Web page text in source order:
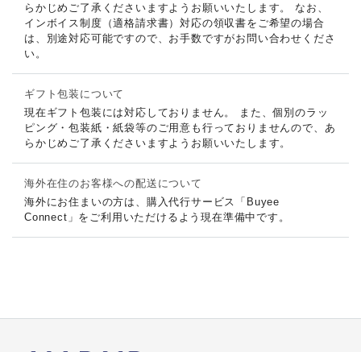
らかじめご了承くださいますようお願いいたします。 なお、
インボイス制度（適格請求書）対応の領収書をご希望の場合
は、別途対応可能ですので、お手数ですがお問い合わせくださ
い。
ギフト包装について
現在ギフト包装には対応しておりません。 また、個別のラッ
ピング・包装紙・紙袋等のご用意も行っておりませんので、あ
らかじめご了承くださいますようお願いいたします。
海外在住のお客様への配送について
海外にお住まいの方は、購入代行サービス「Buyee
Connect」をご利用いただけるよう現在準備中です。